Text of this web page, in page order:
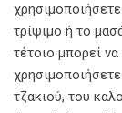
τρίψιμο ή το
τέτοιο μπορεί
τζακιού, του